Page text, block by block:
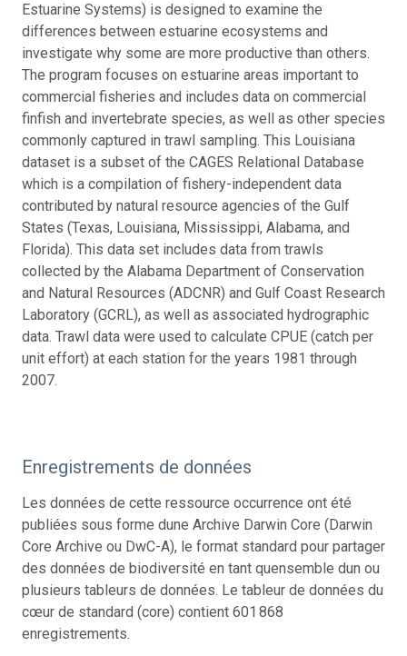
Estuarine Systems) is designed to examine the
differences between estuarine ecosystems and
investigate why some are more productive than others.
The program focuses on estuarine areas important to
commercial fisheries and includes data on commercial
finfish and invertebrate species, as well as other species
commonly captured in trawl sampling. This Louisiana
dataset is a subset of the CAGES Relational Database
which is a compilation of fishery-independent data
contributed by natural resource agencies of the Gulf
States (Texas, Louisiana, Mississippi, Alabama, and
Florida). This data set includes data from trawls
collected by the Alabama Department of Conservation
and Natural Resources (ADCNR) and Gulf Coast Research
Laboratory (GCRL), as well as associated hydrographic
data. Trawl data were used to calculate CPUE (catch per
unit effort) at each station for the years 1981 through
2007.
Enregistrements de données
Les données de cette ressource occurrence ont été
publiées sous forme dune Archive Darwin Core (Darwin
Core Archive ou DwC-A), le format standard pour partager
des données de biodiversité en tant quensemble dun ou
plusieurs tableurs de données. Le tableur de données du
cœur de standard (core) contient 601 868
enregistrements.